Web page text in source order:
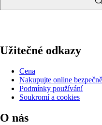
Užitečné odkazy
Cena
Nakupujte online bezpečně
Podmínky používání
Soukromí a cookies
O nás